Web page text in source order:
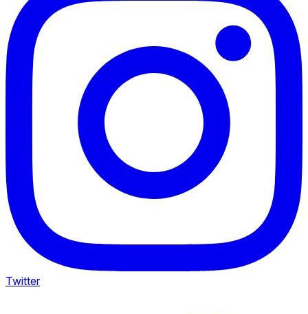
Twitter